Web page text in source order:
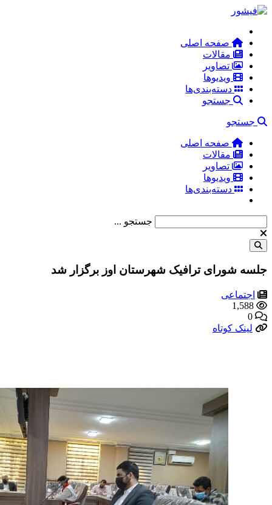
صفحه اصلی
مقالات
تصاویر
ویدیوها
دسته‌بندی‌ها
جستجو
جستجو
صفحه اصلی
مقالات
تصاویر
ویدیوها
دسته‌بندی‌ها
جستجو ...
جلسه شورای ترافیک شهرستان اوز برگزار شد
اجتماعی
1,588
0
لینک کوتاه